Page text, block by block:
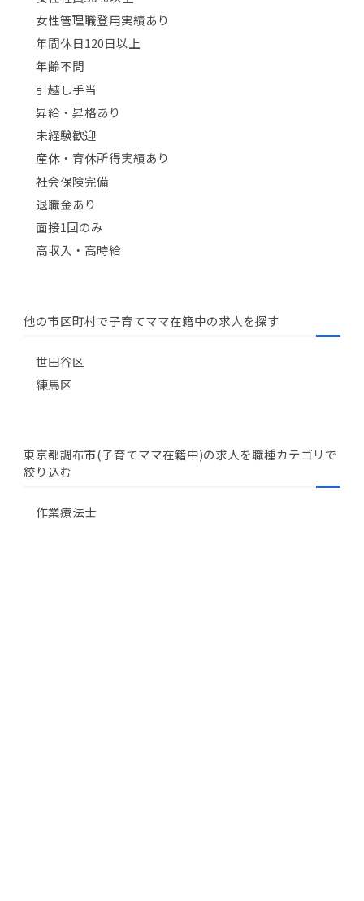
女性管理職登用実績あり
年間休日120日以上
年齢不問
引越し手当
昇給・昇格あり
未経験歓迎
産休・育休所得実績あり
社会保険完備
退職金あり
面接1回のみ
高収入・高時給
他の市区町村で子育てママ在籍中の求人を探す
世田谷区
練馬区
東京都調布市(子育てママ在籍中)の求人を職種カテゴリで
絞り込む
作業療法士